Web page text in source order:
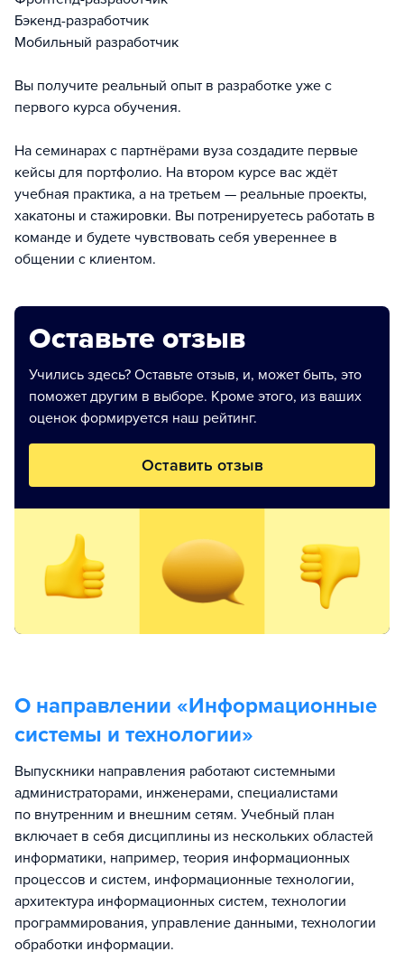
Бэкенд-разработчик
Мобильный разработчик
Вы получите реальный опыт в разработке уже с
первого курса обучения.
На семинарах с партнёрами вуза создадите первые
кейсы для портфолио. На втором курсе вас ждёт
учебная практика, а на третьем — реальные проекты,
хакатоны и стажировки. Вы потренируетесь работать в
команде и будете чувствовать себя увереннее в
общении с клиентом.
Оставьте отзыв
Учились здесь? Оставьте отзыв, и, может быть, это
поможет другим в выборе. Кроме этого, из ваших
оценок формируется наш рейтинг.
Оставить отзыв
О направлении «Информационные
системы и технологии»
Выпускники направления работают системными
администраторами, инженерами, специалистами
по внутренним и внешним сетям. Учебный план
включает в себя дисциплины из нескольких областей
информатики, например, теория информационных
процессов и систем, информационные технологии,
архитектура информационных систем, технологии
программирования, управление данными, технологии
обработки информации.